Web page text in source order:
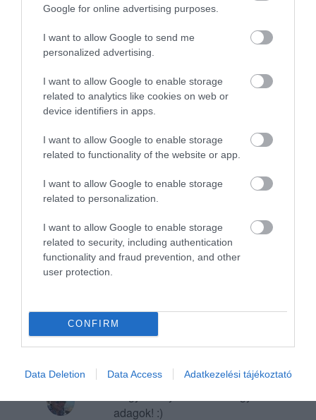
Google for online advertising purposes.
I want to allow Google to send me
personalized advertising.
I want to allow Google to enable storage
related to analytics like cookies on web or
device identifiers in apps.
I want to allow Google to enable storage
related to functionality of the website or app.
I want to allow Google to enable storage
related to personalization.
I want to allow Google to enable storage
related to security, including authentication
functionality and fraud prevention, and other
user protection.
CONFIRM
Data Deletion Data Access Adatkezelési tájékoztató
Debreczeni AndrásDr
2020. Január 13.
Kiváló konyha,finom ételek,jó
kiszolgálás,gyermekbarát
már itt,de még megyünk is.
2019. November 19.
Sajnos nem ajánlom senkinek!
Borzalmas a személyzet
hozzáállása a vendégekhez,
elfogadható. Sokat ront a
koszos és büdös állatok szaga
a helyszínen, miközben
volt. Szobái kritikán aluliak.
adagok! :)